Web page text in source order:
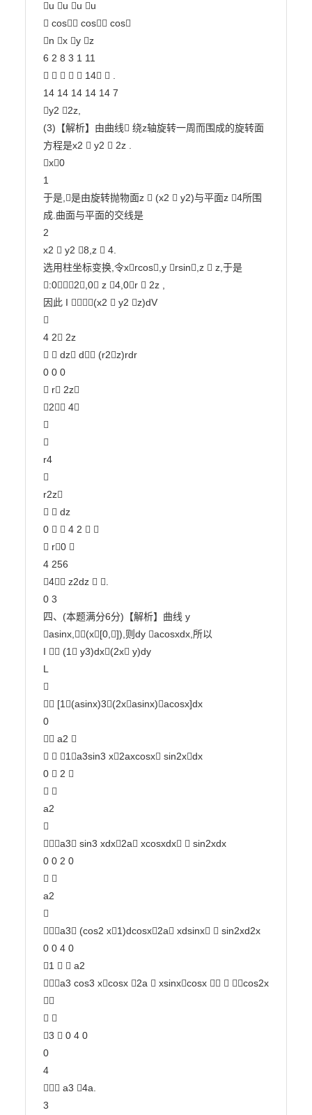
u u u u
 cos cos cos
n x y z
6 2 8 3 1 11
     14  .
14 14 14 14 14 7
y2 2z,
(3)【解析】由曲线 绕z轴旋转一周而围成的旋转面
方程是x2  y2  2z .
x0
1
于是,是由旋转抛物面z  (x2  y2)与平面z 4所围
成.曲面与平面的交线是
2
x2  y2 8,z  4.
选用柱坐标变换,令xrcos,y rsin,z  z,于是
:02,0 z 4,0r  2z ,
因此 I (x2  y2 z)dV

4 2 2z
  dz d (r2z)rdr
0 0 0
 r 2z
2 4


r4

r2z
  dz
0   4 2  
 r0 
4 256
4 z2dz  .
0 3
四、(本题满分6分)【解析】曲线 y
asinx,(x[0,]),则dy acosxdx,所以
I  (1 y3)dx(2x y)dy
L

 [1(asinx)3(2xasinx)acosx]dx
0
 a2 
  1a3sin3 x2axcosx sin2xdx
0  2 
 
a2

a3 sin3 xdx2a xcosxdx  sin2xdx
0 0 2 0
 
a2

a3 (cos2 x1)dcosx2a xdsinx  sin2xd2x
0 0 4 0
1   a2
a3 cos3 xcosx 2a  xsinxcosx   cos2x

 
3  0 4 0
0
4
 a3 4a.
3